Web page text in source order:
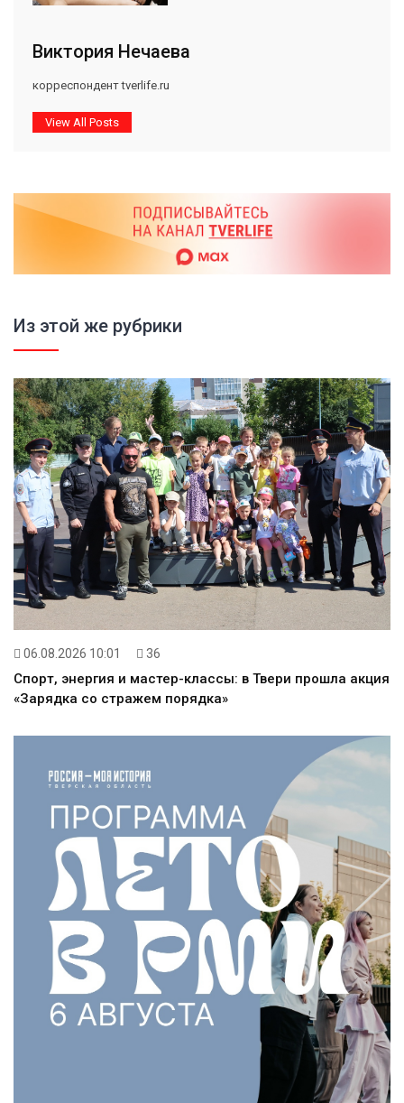
Виктория Нечаева
корреспондент tverlife.ru
View All Posts
Из этой же рубрики
06.08.2026 10:01 36
Спорт, энергия и мастер-классы: в Твери прошла акция
«Зарядка со стражем порядка»